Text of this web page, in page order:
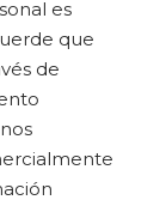
es
que
de